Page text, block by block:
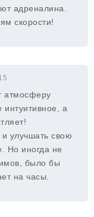
адреналина.
скорости!
атмосферу
интуитивное, а
улучшать свою
Но иногда не
было бы
на часы.